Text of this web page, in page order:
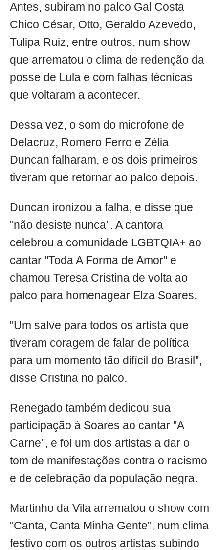
Antes, subiram no palco Gal Costa
Chico César, Otto, Geraldo Azevedo,
Tulipa Ruiz, entre outros, num show
que arrematou o clima de redenção da
posse de Lula e com falhas técnicas
que voltaram a acontecer.
Dessa vez, o som do microfone de
Delacruz, Romero Ferro e Zélia
Duncan falharam, e os dois primeiros
tiveram que retornar ao palco depois.
Duncan ironizou a falha, e disse que
"não desiste nunca". A cantora
celebrou a comunidade LGBTQIA+ ao
cantar "Toda A Forma de Amor" e
chamou Teresa Cristina de volta ao
palco para homenagear Elza Soares.
"Um salve para todos os artista que
tiveram coragem de falar de política
para um momento tão difícil do Brasil",
disse Cristina no palco.
Renegado também dedicou sua
participação à Soares ao cantar "A
Carne", e foi um dos artistas a dar o
tom de manifestações contra o racismo
e de celebração da população negra.
Martinho da Vila arrematou o show com
"Canta, Canta Minha Gente", num clima
festivo com os outros artistas subindo